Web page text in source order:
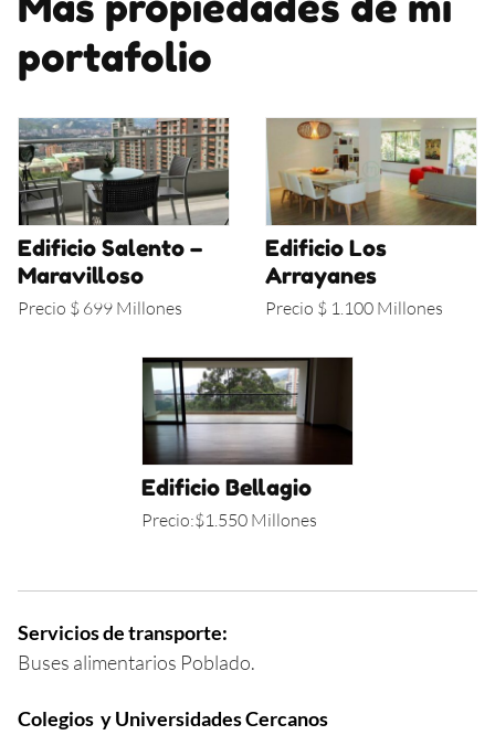
portafolio
Edificio Salento –
Maravilloso
Precio $ 699 Millones
Edificio Los
Arrayanes
Precio $ 1.100 Millones
Edificio Bellagio
Precio:$1.550 Millones
Servicios de transporte:
Buses alimentarios Poblado.
Colegios y Universidades Cercanos